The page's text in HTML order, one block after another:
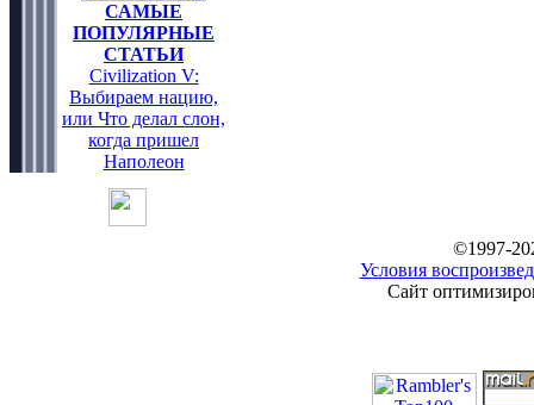
САМЫЕ
ПОПУЛЯРНЫЕ
СТАТЬИ
Civilization V:
Выбираем нацию,
или Что делал слон,
когда пришел
Наполеон
©1997-
Условия
Сайт